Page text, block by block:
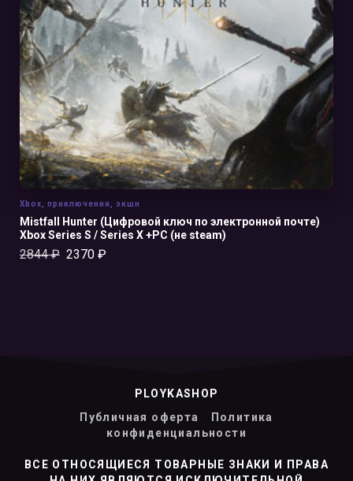
В КОРЗИНУ
Mistfall Hunter (Цифровой ключ по электронной почте)
Xbox Series S / Series X +PC (не steam)
2844₽ 2370 ₽
Xbox приключения экшн
PLOYKASHOP
Публичная оферта
Политика
конфиденциальности
ВСЕ ОТНОСЯЩИЕСЯ ТОВАРНЫЕ ЗНАКИ И ПРАВА